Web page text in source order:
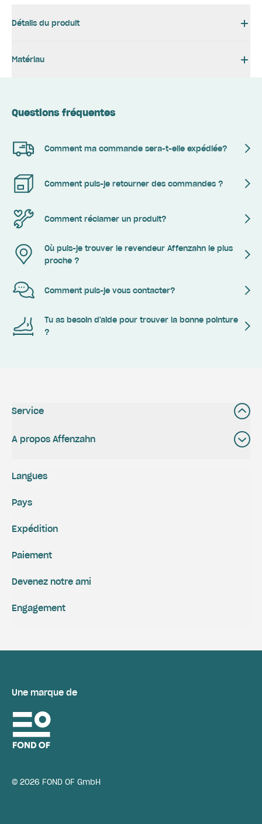
Détails du produit
Matériau
Questions fréquentes
Comment ma commande sera-t-elle expédiée?
Comment puis-je retourner des commandes ?
Comment réclamer un produit?
Où puis-je trouver le revendeur Affenzahn le plus
proche ?
Comment puis-je vous contacter?
Tu as besoin d'aide pour trouver la bonne pointure
?
Service
A propos Affenzahn
Expédition
Paiement
Engagement
Devenez notre ami
Langues
Pays
Une marque de
© 2026 FOND OF GmbH